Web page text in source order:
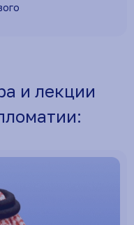
и лекции